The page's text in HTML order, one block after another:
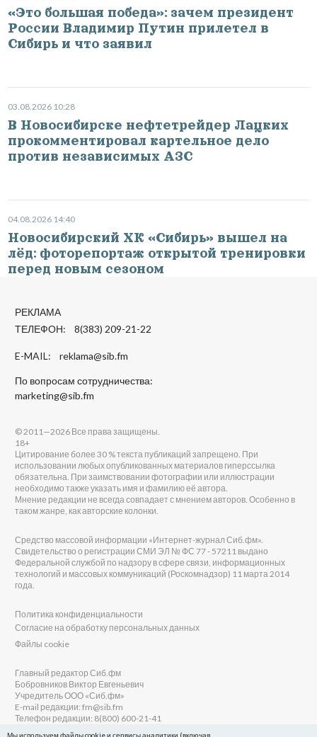
«Это большая победа»: зачем президент
России Владимир Путин прилетел в
Сибирь и что заявил
03.08.2026 10:28
В Новосибирске нефтетрейдер Лацких
прокомментировал картельное дело
против независимых АЗС
04.08.2026 14:40
Новосибирский ХК «Сибирь» вышел на
лёд: фоторепортаж открытой тренировки
перед новым сезоном
РЕКЛАМА
ТЕЛЕФОН: 8(383) 209-21-22
E-MAIL: reklama@sib.fm
По вопросам сотрудничества:
marketing@sib.fm
© 2011—2026 Все права защищены.
18+
Цитирование более 30 % текста публикаций запрещено. При
использовании любых опубликованных материалов гиперссылка
обязательна. При заимствовании фотографии или иллюстрации
необходимо также указать имя и фамилию её автора.
Мнение редакции не всегда совпадает с мнением авторов. Особенно в
таком жанре, как авторские колонки.
Средство массовой информации «Интернет-журнал Сиб.фм».
Свидетельство о регистрации СМИ ЭЛ № ФС 77 - 57211 выдано
Федеральной службой по надзору в сфере связи, информационных
технологий и массовых коммуникаций (Роскомнадзор) 11 марта 2014
года.
Политика конфиденциальности
Согласие на обработку персональных данных
Файлы cookie
Главный редактор Сиб.фм
Бобровников Виктор Евгеньевич
Учредитель ООО «Сиб.фм»
E-mail редакции: fm@sib.fm
Телефон редакции: 8(800) 600-21-41
Мы используем файлы cookie и сервисы аналитики (включая